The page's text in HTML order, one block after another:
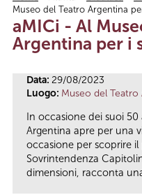
Tu sei qui
Museo del Teatro Argentina
aMICi - Al
Argentina per i
Data: 29/08/2023
Luogo: Museo del Teatro
In occasione dei suoi
Argentina apre per una
occasione per scoprire
Sovrintendenza
dimensioni, racconta